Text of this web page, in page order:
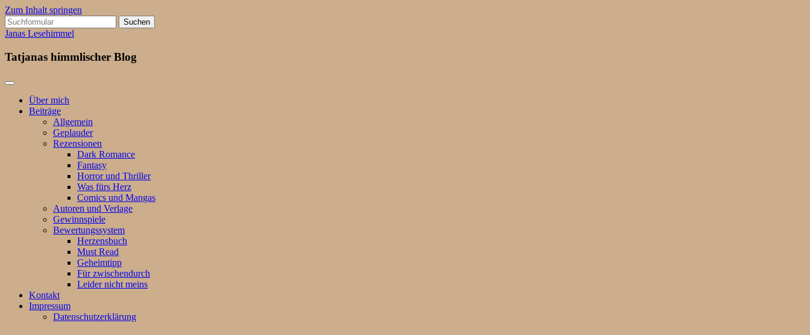
Zum Inhalt springen
Suchen
nach:
Janas Lesehimmel
Tatjanas himmlischer Blog
Über mich
Beiträge
Allgemein
Geplauder
Rezensionen
Dark Romance
Fantasy
Horror und Thriller
Was fürs Herz
Comics und Mangas
Autoren und Verlage
Gewinnspiele
Bewertungssystem
Herzensbuch
Must Read
Geheimtipp
Für zwischendurch
Leider nicht meins
Kontakt
Impressum
Datenschutzerklärung